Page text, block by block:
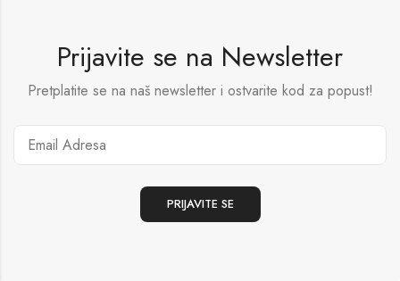
Prijavite se na Newsletter
Pretplatite se na naš newsletter i ostvarite kod za popust!